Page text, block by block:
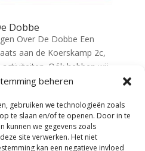
beheren
gebruiken we technologieën zoals
te slaan en/of te openen. Door in te
kunnen we gegevens zoals
site verwerken. Het niet
kan een negatieve invloed
Dobbe
Over De Dobbe Een
aan de Koerskamp 2c,
Oók hebben wij
ruimtes voor